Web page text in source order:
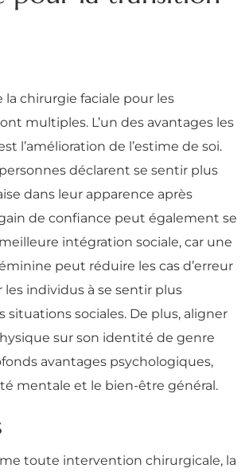
la chirurgie faciale pour les
multiples. L’un des avantages les
l’amélioration de l’estime de soi.
déclarent se sentir plus
dans leur apparence après
de confiance peut également se
intégration sociale, car une
peut réduire les cas d’erreur
individus à se sentir plus
situations sociales. De plus, aligner
sur son identité de genre
avantages psychologiques,
mentale et le bien-être général.
toute intervention chirurgicale, la